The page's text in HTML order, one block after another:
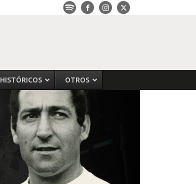
HISTÓRICOS OTROS